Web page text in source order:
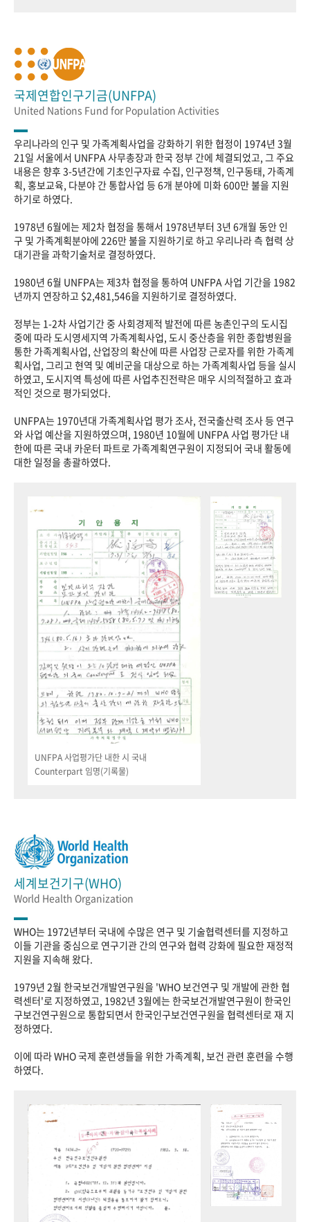
국제연합인구기금(UNFPA)
United Nations Fund for Population Activities
우리나라의 인구 및 가족계획사업을 강화하기 위한 협정이 1974년 3월
21일 서울에서 UNFPA 사무총장과 한국 정부 간에 체결되었고, 그 주요
내용은 향후 3-5년간에 기초인구자료 수집, 인구정책, 인구동태, 가족계
획, 홍보교육, 다분야 간 통합사업 등 6개 분야에 미화 600만 불을 지원
하기로 하였다.
1978년 6월에는 제2차 협정을 통해서 1978년부터 3년 6개월 동안 인
구 및 가족계획분야에 226만 불을 지원하기로 하고 우리나라 측 협력 상
대기관을 과학기술처로 결정하였다.
1980년 6월 UNFPA는 제3차 협정을 통하여 UNFPA 사업 기간을 1982
년까지 연장하고 $2,481,546을 지원하기로 결정하였다.
정부는 1-2차 사업기간 중 사회경제적 발전에 따른 농촌인구의 도시집
중에 따라 도시영세지역 가족계획사업, 도시 중산층을 위한 종합병원을
통한 가족계획사업, 산업장의 확산에 따른 사업장 근로자를 위한 가족계
획사업, 그리고 현역 및 예비군을 대상으로 하는 가족계획사업 등을 실시
하였고, 도시지역 특성에 따른 사업추진전략은 매우 시의적절하고 효과
적인 것으로 평가되었다.
UNFPA는 1970년대 가족계획사업 평가 조사, 전국출산력 조사 등 연구
와 사업 예산을 지원하였으며, 1980년 10월에 UNFPA 사업 평가단 내
한에 따른 국내 카운터 파트로 가족계획연구원이 지정되어 국내 활동에
대한 일정을 총괄하였다.
UNFPA 사업평가단 내한 시 국내
Counterpart 임명(기록물)
세계보건기구(WHO)
World Health Organization
WHO는 1972년부터 국내에 수많은 연구 및 기술협력센터를 지정하고
이들 기관을 중심으로 연구기관 간의 연구와 협력 강화에 필요한 재정적
지원을 지속해 왔다.
1979년 2월 한국보건개발연구원을 'WHO 보건연구 및 개발에 관한 협
력센터'로 지정하였고, 1982년 3월에는 한국보건개발연구원이 한국인
구보건연구원으로 통합되면서 한국인구보건연구원을 협력센터로 재 지
정하였다.
이에 따라 WHO 국제 훈련생들을 위한 가족계획, 보건 관련 훈련을 수행
하였다.